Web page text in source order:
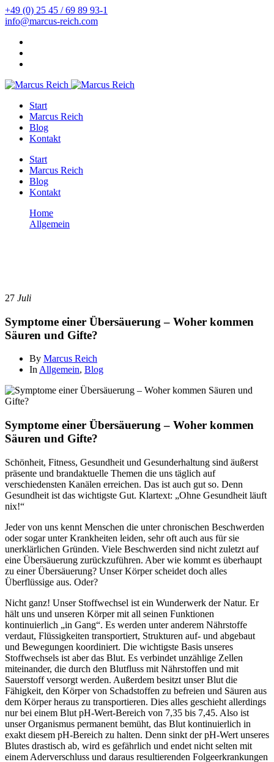
+49 (0) 25 45 / 69 89 93-1
info@marcus-reich.com
Start
Marcus Reich
Blog
Kontakt
Start
Marcus Reich
Blog
Kontakt
Home
Allgemein
27 Juli
Symptome einer Übersäuerung – Woher kommen
Säuren und Gifte?
By Marcus Reich
In Allgemein, Blog
Symptome einer Übersäuerung – Woher kommen
Säuren und Gifte?
Schönheit, Fitness, Gesundheit und Gesunderhaltung sind äußerst
präsente und brandaktuelle Themen die uns täglich auf
verschiedensten Kanälen erreichen. Das ist auch gut so. Denn
Gesundheit ist das wichtigste Gut. Klartext: „Ohne Gesundheit läuft
nix!“
Jeder von uns kennt Menschen die unter chronischen Beschwerden
oder sogar unter Krankheiten leiden, sehr oft auch aus für sie
unerklärlichen Gründen. Viele Beschwerden sind nicht zuletzt auf
eine Übersäuerung zurückzuführen. Aber wie kommt es überhaupt
zu einer Übersäuerung? Unser Körper scheidet doch alles
Überflüssige aus. Oder?
Nicht ganz! Unser Stoffwechsel ist ein Wunderwerk der Natur. Er
hält uns und unseren Körper mit all seinen Funktionen
kontinuierlich „in Gang“. Es werden unter anderem Nährstoffe
verdaut, Flüssigkeiten transportiert, Strukturen auf- und abgebaut
und Bewegungen koordiniert. Die wichtigste Basis unseres
Stoffwechsels ist aber das Blut. Es verbindet unzählige Zellen
miteinander, die durch den Blutfluss mit Nährstoffen und mit
Sauerstoff versorgt werden. Außerdem besitzt unser Blut die
Fähigkeit, den Körper von Schadstoffen zu befreien und Säuren aus
dem Körper heraus zu transportieren. Dies alles geschieht allerdings
nur bei einem Blut pH-Wert-Bereich von 7,35 bis 7,45. Also ist
unser Organismus permanent bemüht, das Blut kontinuierlich in
exakt diesem pH-Bereich zu halten. Denn sinkt der pH-Wert unseres
Blutes drastisch ab, wird es gefährlich und endet nicht selten mit
einem Aderverschluss und daraus resultierenden Folgeerkrankungen